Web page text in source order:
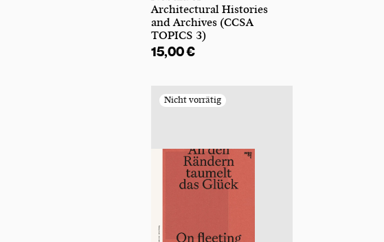
Architectural Histories
and Archives (CCSA
TOPICS 3)
15,00€